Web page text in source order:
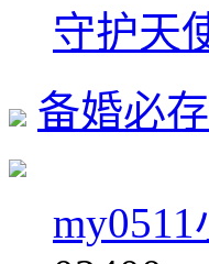
守护天
备婚必
my0511